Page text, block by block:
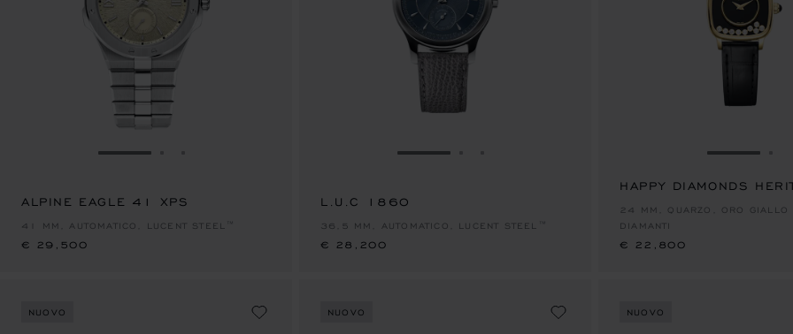
VAI ALLA SLIDE 1
ALPINE EAGLE 41 XPS
41 MM, AUTOMATICO, LUCENT STEEL™
€ 29,500
€ 29,500
VAI ALLA SLIDE 1
L.U.C 1860
36,5 MM, AUTOMATICO, LUCENT STEEL™
€ 28,200
€ 28,200
VAI ALLA
HAPPY DIAMONDS
24 MM, QUARZO, ORO GIALLO
DIAMANTI
€ 22,800
NUOVO NUOVO NUOVO